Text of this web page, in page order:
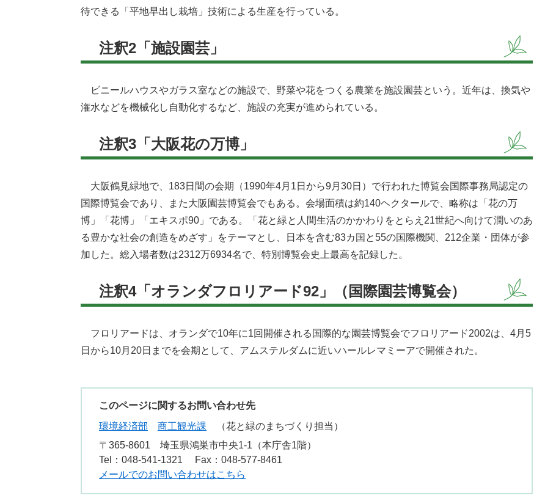
待できる「平地早出し栽培」技術による生産を行っている。
注釈2「施設園芸」
ビニールハウスやガラス室などの施設で、野菜や花をつくる農業を施設園芸という。近年は、換気や
潅水などを機械化し自動化するなど、施設の充実が進められている。
注釈3「大阪花の万博」
大阪鶴見緑地で、183日間の会期（1990年4月1日から9月30日）で行われた博覧会国際事務局認定の
国際博覧会であり、また大阪園芸博覧会でもある。会場面積は約140ヘクタールで、略称は「花の万
博」「花博」「エキスポ90」である。「花と緑と人間生活のかかわりをとらえ21世紀へ向けて潤いのあ
る豊かな社会の創造をめざす」をテーマとし、日本を含む83カ国と55の国際機関、212企業・団体が参
加した。総入場者数は2312万6934名で、特別博覧会史上最高を記録した。
注釈4「オランダフロリアード92」（国際園芸博覧会）
フロリアードは、オランダで10年に1回開催される国際的な園芸博覧会でフロリアード2002は、4月5
日から10月20日までを会期として、アムステルダムに近いハールレマミーアで開催された。
このページに関するお問い合わせ先
環境経済部
商工観光課
花と緑のまちづくり担当
〒365-8601
埼玉県鴻巣市中央1-1（本庁舎1階）
Tel：048-541-1321
Fax：048-577-8461
メールでのお問い合わせはこちら